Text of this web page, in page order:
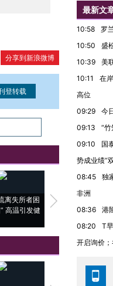
分享到新浪微博
离失所者困
高温引发健
马航飞行员跨国走
粒摇头丸 尿检体
最新文
10:58
罗
10:50
盛
10:39
美
10:11
在
高位
09:29
今
09:13
“
09:10
国
势成业绩“
08:45
独
非洲
08:36
港
08:20
T
开启询价